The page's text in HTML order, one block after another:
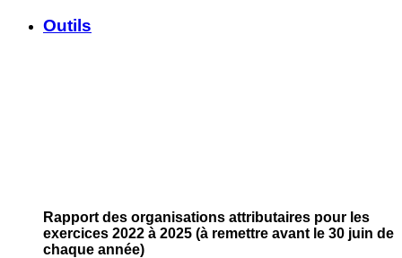
Outils
Rapport des organisations attributaires pour les
exercices 2022 à 2025 (à remettre avant le 30 juin de
chaque année)